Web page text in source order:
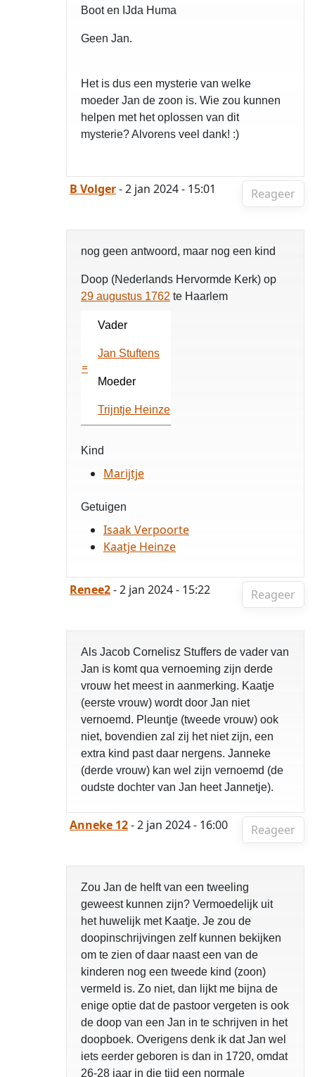
Boot en IJda Huma
Geen Jan.
Het is dus een mysterie van welke
moeder Jan de zoon is. Wie zou kunnen
helpen met het oplossen van dit
mysterie? Alvorens veel dank! :)
Reageer
B Volger- 2 jan 2024 - 15:01
nog geen antwoord, maar nog een kind
Doop (Nederlands Hervormde Kerk) op
29 augustus 1762 te Haarlem
=
Vader
Jan Stuftens
Moeder
Trijntje Heinze
Kind
Marijtje
Getuigen
Isaak Verpoorte
Kaatje Heinze
Reageer
Renee2- 2 jan 2024 - 15:22
Als Jacob Cornelisz Stuffers de vader van
Jan is komt qua vernoeming zijn derde
vrouw het meest in aanmerking. Kaatje
(eerste vrouw) wordt door Jan niet
vernoemd. Pleuntje (tweede vrouw) ook
niet, bovendien zal zij het niet zijn, een
extra kind past daar nergens. Janneke
(derde vrouw) kan wel zijn vernoemd (de
oudste dochter van Jan heet Jannetje).
Reageer
Anneke 12- 2 jan 2024 - 16:00
Zou Jan de helft van een tweeling
geweest kunnen zijn? Vermoedelijk uit
het huwelijk met Kaatje. Je zou de
doopinschrijvingen zelf kunnen bekijken
om te zien of daar naast een van de
kinderen nog een tweede kind (zoon)
vermeld is. Zo niet, dan lijkt me bijna de
enige optie dat de pastoor vergeten is ook
de doop van een Jan in te schrijven in het
doopboek. Overigens denk ik dat Jan wel
iets eerder geboren is dan in 1720, omdat
26-28 jaar in die tijd een normale